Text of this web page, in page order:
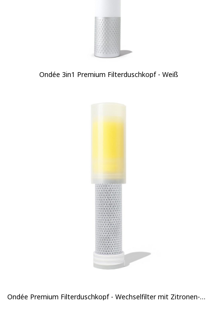
Ondée 3in1 Premium Filterduschkopf - Weiß
Ondée Premium Filterduschkopf - Wechselfilter mit Zitronen-Duft